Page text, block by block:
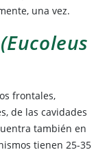
una vez.
frontales,
de las cavidades
también en
tienen 25-35